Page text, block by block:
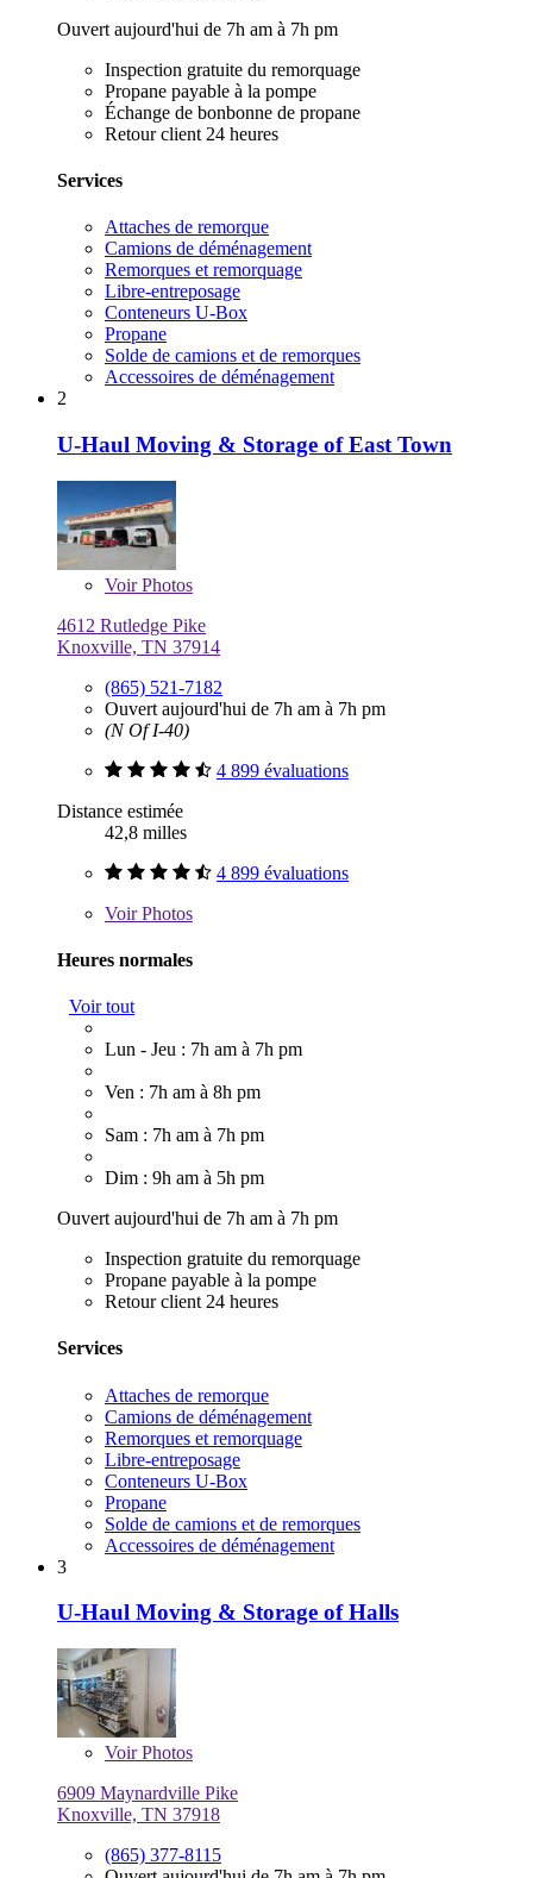
Ouvert aujourd'hui de 7h am à 7h pm
Inspection gratuite du remorquage
Propane payable à la pompe
Échange de bonbonne de propane
Retour client 24 heures
Services
Attaches de remorque
Camions de déménagement
Remorques et remorquage
Libre-entreposage
Conteneurs U-Box
Propane
Solde de camions et de remorques
Accessoires de déménagement
2
U-Haul Moving & Storage of East Town
VoirPhotos
4612 Rutledge Pike
Knoxville, TN 37914
(865) 521-7182
Ouvert aujourd'hui de 7h am à 7h pm
(N Of I-40)
4 899 évaluations
Distance estimée
42,8 milles
4 899 évaluations
VoirPhotos
Heures normales
Voir tout
Lun - Jeu : 7h am à 7h pm
Ven : 7h am à 8h pm
Sam : 7h am à 7h pm
Dim : 9h am à 5h pm
Ouvert aujourd'hui de 7h am à 7h pm
Inspection gratuite du remorquage
Propane payable à la pompe
Retour client 24 heures
Services
Attaches de remorque
Camions de déménagement
Remorques et remorquage
Libre-entreposage
Conteneurs U-Box
Propane
Solde de camions et de remorques
Accessoires de déménagement
3
U-Haul Moving & Storage of Halls
VoirPhotos
6909 Maynardville Pike
Knoxville, TN 37918
(865) 377-8115